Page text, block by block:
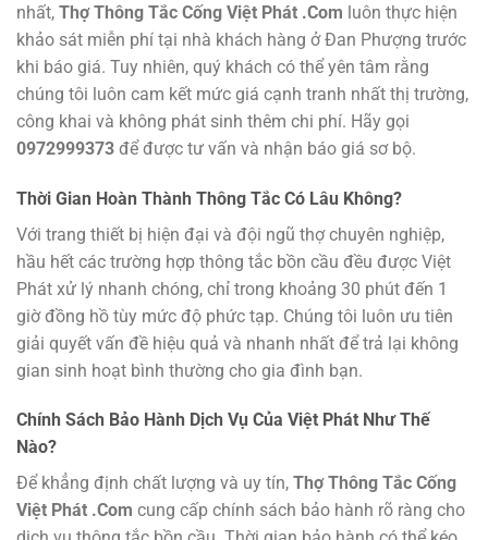
nhất, Thợ Thông Tắc Cống Việt Phát .Com luôn thực hiện
khảo sát miễn phí tại nhà khách hàng ở Đan Phượng trước
khi báo giá. Tuy nhiên, quý khách có thể yên tâm rằng
chúng tôi luôn cam kết mức giá cạnh tranh nhất thị trường,
công khai và không phát sinh thêm chi phí. Hãy gọi
0972999373 để được tư vấn và nhận báo giá sơ bộ.
Thời Gian Hoàn Thành Thông Tắc Có Lâu Không?
Với trang thiết bị hiện đại và đội ngũ thợ chuyên nghiệp,
hầu hết các trường hợp thông tắc bồn cầu đều được Việt
Phát xử lý nhanh chóng, chỉ trong khoảng 30 phút đến 1
giờ đồng hồ tùy mức độ phức tạp. Chúng tôi luôn ưu tiên
giải quyết vấn đề hiệu quả và nhanh nhất để trả lại không
gian sinh hoạt bình thường cho gia đình bạn.
Chính Sách Bảo Hành Dịch Vụ Của Việt Phát Như Thế
Nào?
Để khẳng định chất lượng và uy tín, Thợ Thông Tắc Cống
Việt Phát .Com cung cấp chính sách bảo hành rõ ràng cho